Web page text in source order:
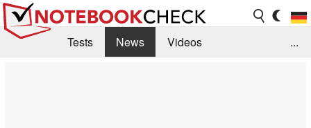
Tests News
Videos
...